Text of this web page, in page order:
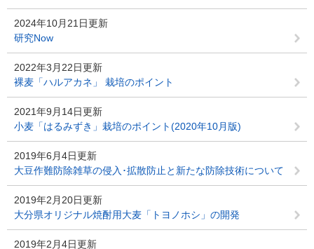
2024年10月21日更新
研究Now
2022年3月22日更新
裸麦「ハルアカネ」 栽培のポイント
2021年9月14日更新
小麦「はるみずき」栽培のポイント(2020年10月版)
2019年6月4日更新
大豆作難防除雑草の侵入･拡散防止と新たな防除技術について
2019年2月20日更新
大分県オリジナル焼酎用大麦「トヨノホシ」の開発
2019年2月4日更新